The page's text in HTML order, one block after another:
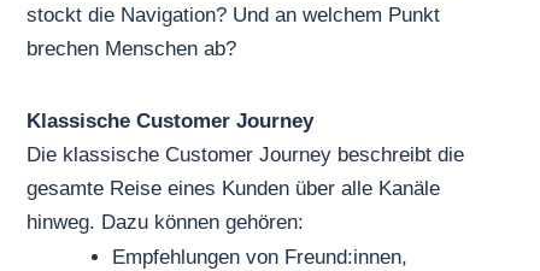
stockt die Navigation? Und an welchem Punkt
brechen Menschen ab?
Klassische Customer Journey
Die klassische Customer Journey beschreibt die
gesamte Reise eines Kunden über alle Kanäle
hinweg. Dazu können gehören:
Empfehlungen von Freund:innen,